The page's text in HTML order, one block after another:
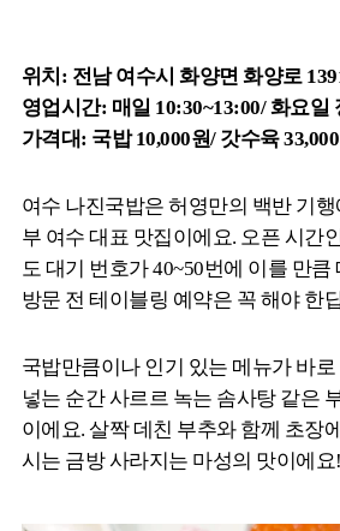
위치: 전남 여수시 화양면 화양로
영업시간: 매일 10:30~13:00/ 화요일
가격대: 국밥 10,000원/ 갓수육
여수 나진국밥은 허영만의 백반 기
부 여수 대표 맛집이에요. 오픈 시간
도 대기 번호가 40~50번에 이를 만
방문 전 테이블링 예약은 꼭 해야 한
국밥만큼이나 인기 있는 메뉴가 바로
넣는 순간 사르르 녹는 솜사탕 같은
이에요. 살짝 데친 부추와 함께 초장
시는 금방 사라지는 마성의 맛이에요!